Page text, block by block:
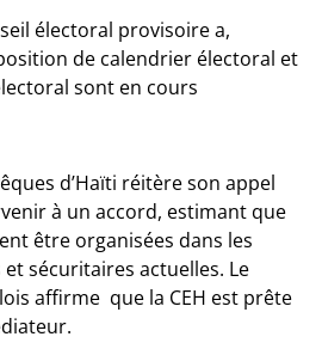
électoral provisoire a,
de calendrier électoral et
sont en cours
d’Haïti réitère son appel
à un accord, estimant que
être organisées dans les
sécuritaires actuelles. Le
affirme que la CEH est prête